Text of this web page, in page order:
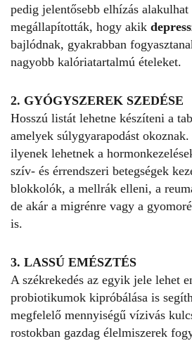
pedig jelentősebb elhízás
megállapították, hogy akik
bajlódnak, gyakrabban
nagyobb kalóriatartalmú ételeket.
2. GYÓGYSZEREK SZEDÉSE
Hosszú listát lehetne készíteni a
amelyek súlygyarapodást
ilyenek lehetnek a
szív- és érrendszeri betegségek
blokkolók, a mellrák elleni, a
de akár a migrénre vagy a
is.
3. LASSÚ EMÉSZTÉS
A székrekedés az egyik jele lehet
probiotikumok kipróbálása is
megfelelő mennyiségű vízivás
rostokban gazdag élelmiszerek